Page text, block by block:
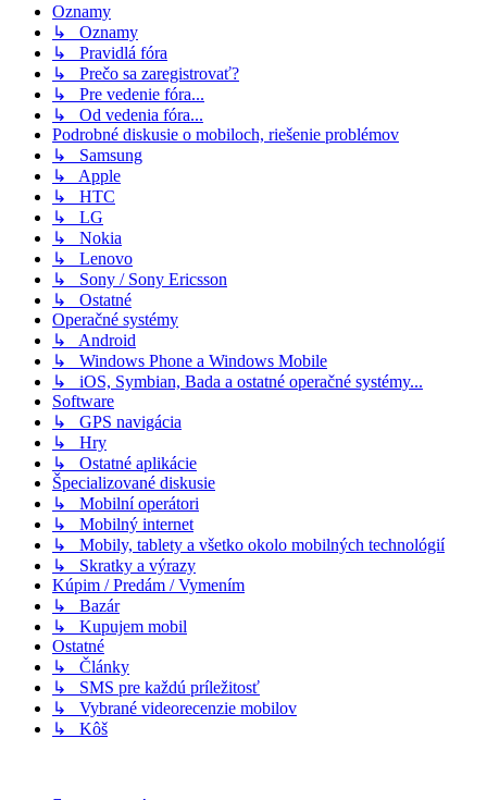
Oznamy
↳ Oznamy
↳ Pravidlá fóra
↳ Prečo sa zaregistrovať?
↳ Pre vedenie fóra...
↳ Od vedenia fóra...
Podrobné diskusie o mobiloch, riešenie problémov
↳ Samsung
↳ Apple
↳ HTC
↳ LG
↳ Nokia
↳ Lenovo
↳ Sony / Sony Ericsson
↳ Ostatné
Operačné systémy
↳ Android
↳ Windows Phone a Windows Mobile
↳ iOS, Symbian, Bada a ostatné operačné systémy...
Software
↳ GPS navigácia
↳ Hry
↳ Ostatné aplikácie
Špecializované diskusie
↳ Mobilní operátori
↳ Mobilný internet
↳ Mobily, tablety a všetko okolo mobilných technológií
↳ Skratky a výrazy
Kúpim / Predám / Vymením
↳ Bazár
↳ Kupujem mobil
Ostatné
↳ Články
↳ SMS pre každú príležitosť
↳ Vybrané videorecenzie mobilov
↳ Kôš